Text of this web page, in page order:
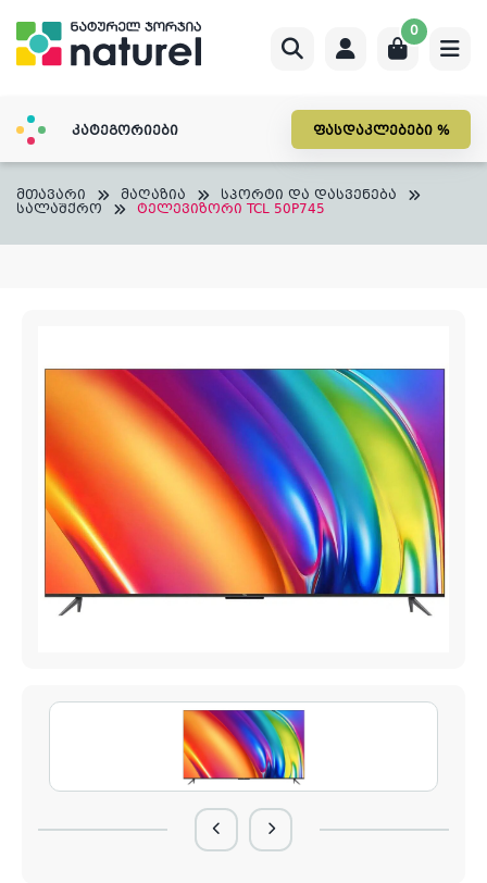
content
0
კატეგორიები ფასდაკლებები %
მთავარი მაღაზია სპორტი და დასვენება
სალაშქრო ტელევიზორი TCL 50P745